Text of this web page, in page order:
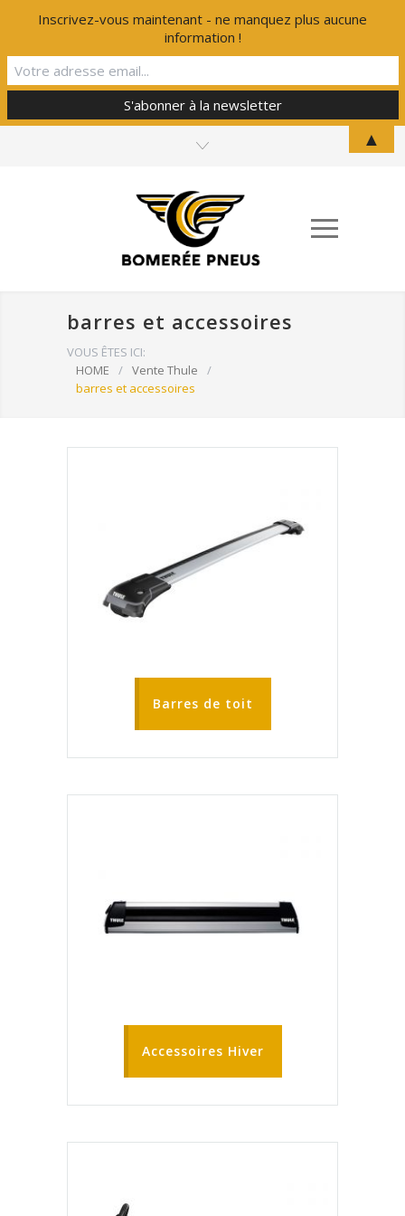
barres et accessoires
VOUS ÊTES ICI:
HOME
/ Vente Thule
/
barres et accessoires
Barres de toit
Accessoires Hiver
Inscrivez-vous maintenant - ne manquez plus aucune
information !
▲